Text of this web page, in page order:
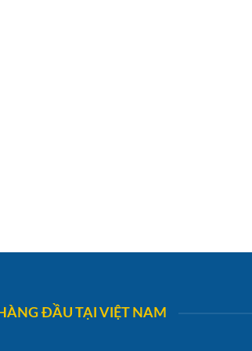
ĐẦU TẠI VIỆT NAM